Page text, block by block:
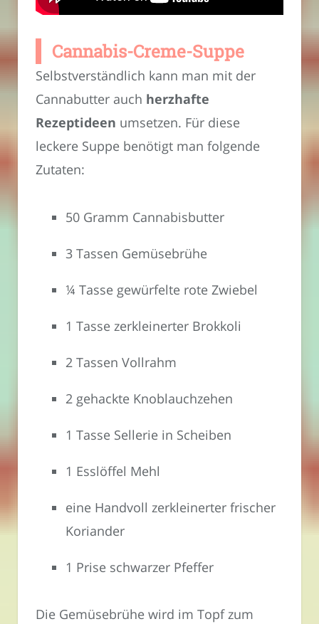
Cannabis-Creme-Suppe
Selbstverständlich kann man mit der
Cannabutter auch herzhafte
Rezeptideen umsetzen. Für diese
leckere Suppe benötigt man folgende
Zutaten:
50 Gramm Cannabisbutter
3 Tassen Gemüsebrühe
¼ Tasse gewürfelte rote Zwiebel
1 Tasse zerkleinerter Brokkoli
2 Tassen Vollrahm
2 gehackte Knoblauchzehen
1 Tasse Sellerie in Scheiben
1 Esslöffel Mehl
eine Handvoll zerkleinerter frischer
Koriander
1 Prise schwarzer Pfeffer
Die Gemüsebrühe wird im Topf zum